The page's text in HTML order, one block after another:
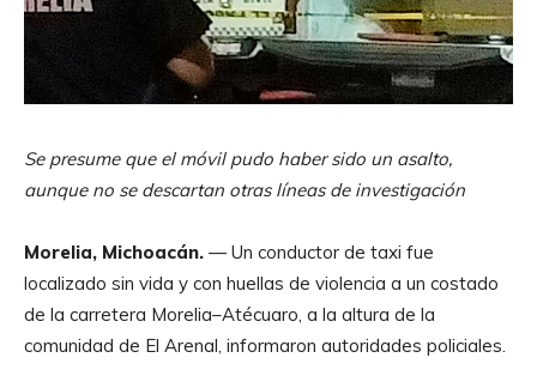
Se presume que el móvil pudo haber sido un asalto,
aunque no se descartan otras líneas de investigación
Morelia, Michoacán. — Un conductor de taxi fue
localizado sin vida y con huellas de violencia a un costado
de la carretera Morelia–Atécuaro, a la altura de la
comunidad de El Arenal, informaron autoridades policiales.